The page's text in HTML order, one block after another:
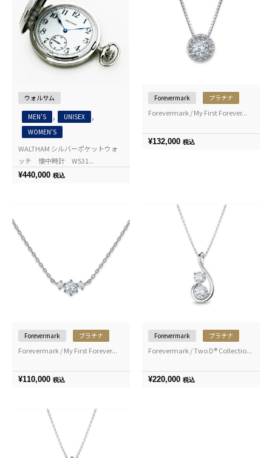
ウォルサム
MEN'S , UNISEX ,
WOMEN'S
WALTHAM シルバーポケットウォ
ッチ 懐中時計 WS31...
¥440,000 税込
Forevermark プラチナ
Forevermark / My First Forever...
¥132,000 税込
Forevermark プラチナ
Forevermark / My First Forever...
¥110,000 税込
Forevermark プラチナ
Forevermark / Two D® Collectio...
¥220,000 税込